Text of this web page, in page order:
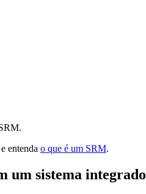
entenda o que é um SRM.
um sistema integrado